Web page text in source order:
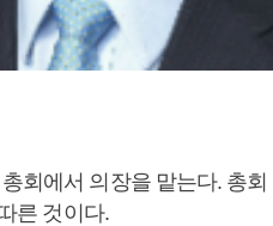
회에서 의장을 맡는다. 총
른 것이다.